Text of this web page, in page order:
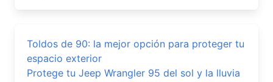
Toldos de 90: la mejor opción para proteger tu
espacio exterior
Protege tu Jeep Wrangler 95 del sol y la lluvia